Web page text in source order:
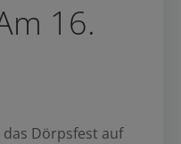
16.
Dörpsfest auf